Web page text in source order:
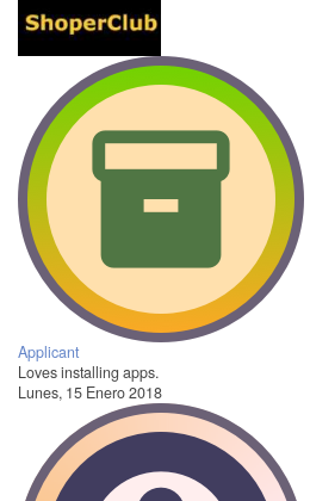
Applicant
Loves installing apps.
Lunes, 15 Enero 2018